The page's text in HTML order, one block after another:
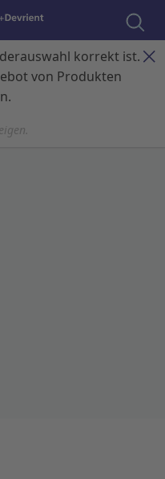
korrekt ist.
von Produkten
Warenkorb